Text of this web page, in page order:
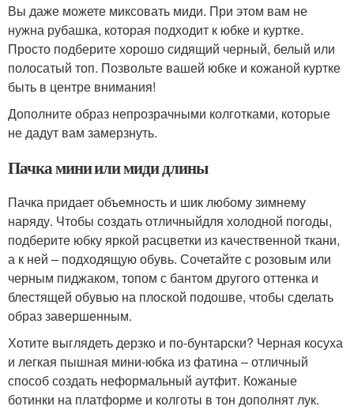
Вы даже можете миксовать миди. При этом вам не
нужна рубашка, которая подходит к юбке и куртке.
Просто подберите хорошо сидящий черный, белый или
полосатый топ. Позвольте вашей юбке и кожаной куртке
быть в центре внимания!
Дополните образ непрозрачными колготками, которые
не дадут вам замерзнуть.
Пачка мини или миди длины
Пачка придает объемность и шик любому зимнему
наряду. Чтобы создать отличныйдля холодной погоды,
подберите юбку яркой расцветки из качественной ткани,
а к ней – подходящую обувь. Сочетайте с розовым или
черным пиджаком, топом с бантом другого оттенка и
блестящей обувью на плоской подошве, чтобы сделать
образ завершенным.
Хотите выглядеть дерзко и по-бунтарски? Черная косуха
и легкая пышная мини-юбка из фатина – отличный
способ создать неформальный аутфит. Кожаные
ботинки на платформе и колготы в тон дополнят лук.